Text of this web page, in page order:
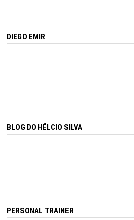
DIEGO EMIR
BLOG DO HÉLCIO SILVA
PERSONAL TRAINER